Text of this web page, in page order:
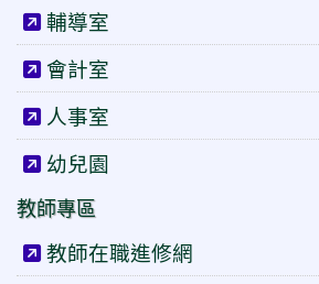
輔導室
會計室
人事室
幼兒園
教師專區
教師在職進修網